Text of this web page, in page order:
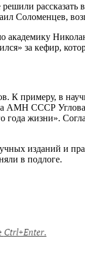
Соломенцев,
за кефир,
К примеру, в
СССР Углова
года жизни».
изданий и
в подлоге.